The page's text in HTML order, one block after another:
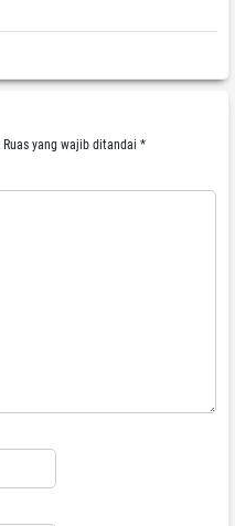
Ruas yang wajib ditandai *